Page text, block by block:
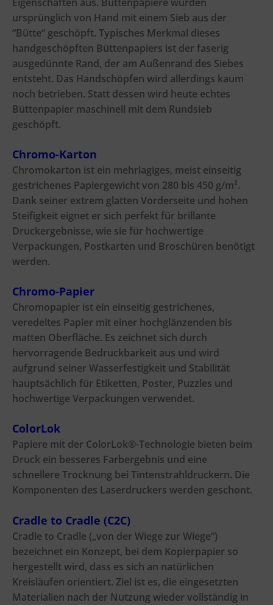
ursprünglich von Hand mit einem Sieb aus der
“Bütte“ geschöpft. Typisches Merkmal dieses
handgeschöpften Büttenpapiers ist der faserig
ausgedünnte Rand, der am Außenrand des Siebes
entsteht. Das Handschöpfen wird allerdings kaum
noch betrieben. Statt dessen wird heute echtes
Büttenpapier maschinell mit dem Rundsieb
geschöpft.
Chromo-Karton
Chromokarton ist ein mehrlagiges, meist einseitig
gestrichenes Papiergewicht von 280 bis 450 g/m².
Dank seiner extrem glatten Vorderseite und hohen
Steifigkeit eignet er sich perfekt für brillante
Druckergebnisse, wie sie für hochwertige
Verpackungen, Postkarten und Broschüren benötigt
werden.
Chromo-Papier
Chromopapier ist ein einseitig gestrichenes,
veredeltes Papier mit einer hochglänzenden bis
matten Oberfläche. Es zeichnet sich durch
hervorragende Bedruckbarkeit aus und wird
aufgrund seiner Wasserfestigkeit und Stabilität
hauptsächlich für Etiketten, Poster, Puzzles und
hochwertige Verpackungen verwendet.
ColorLok
Papiere mit der ColorLok®-Technologie bieten beim
Druck ein besseres Farbergebnis und eine
schnellere Trocknung bei Tintenstrahldruckern. Die
Komponenten des Laserdruckers werden geschont.
Cradle to Cradle (C2C)
Cradle to Cradle („von der Wiege zur Wiege“)
bezeichnet ein Konzept, bei dem Kopierpapier so
hergestellt wird, dass es sich an natürlichen
Kreisläufen orientiert. Ziel ist es, die eingesetzten
Materialien nach der Nutzung wieder vollständig in